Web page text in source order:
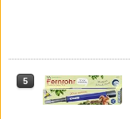
5
5